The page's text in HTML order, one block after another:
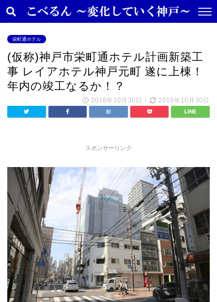
栄町通ホテル
(仮称)神戸市栄町通ホテル計画新築工
事 レイアホテル神戸元町 遂に上棟！
年内の竣工なるか！？
2018年10月30日 / 2018年10月30日
スポンサーリンク